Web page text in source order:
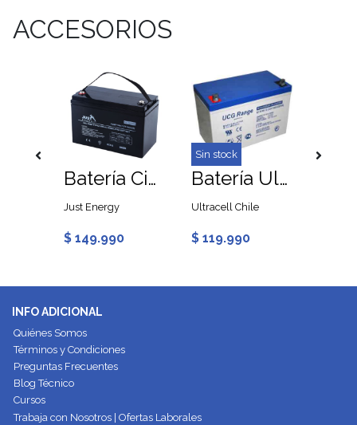
ACCESORIOS
Batería Ciclo Profundo 100Ah 12V GEL Just
Just Energy
$ 149.990
Sin stock
Batería Ultracell 75Ah 12V Ciclo Profundo AGM
Ultracell Chile
$ 119.990
INFO ADICIONAL
Quiénes Somos
Términos y Condiciones
Preguntas Frecuentes
Blog Técnico
Cursos
Trabaja con Nosotros | Ofertas Laborales